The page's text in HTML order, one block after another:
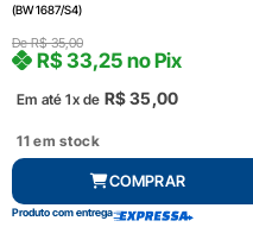
(BW 1687/S4)
DeR$35,00
Em até 1x de R$35,00
R$33,25 no Pix
11 em stock
COMPRAR
Produto com entrega